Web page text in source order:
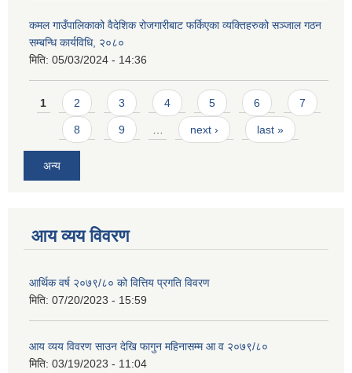
कमल गाउँपालिकाको वैदेशिक रोजगारीबाट फर्किएका व्यक्तिहरुको सञ्जाल गठन
सम्बन्धि कार्यविधि, २०८०
मिति: 05/03/2024 - 14:36
Pages
1 2 3 4 5 6 7
8 9 next › last »
अन्य
आय व्यय विवरण
आर्थिक वर्ष २०७९/८० को वित्तिय प्रगति विवरण
मिति: 07/20/2023 - 15:59
आय व्यय विवरण साउन देखि फागुन महिनासम्म आ व २०७९/८०
मिति: 03/19/2023 - 11:04